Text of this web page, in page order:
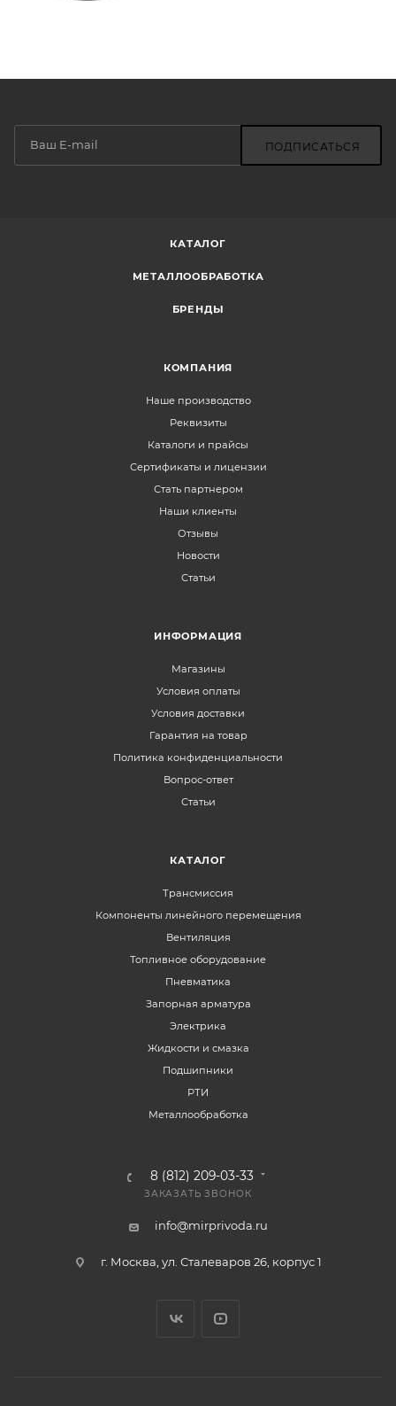
ПОДПИСАТЬСЯ
КАТАЛОГ
МЕТАЛЛООБРАБОТКА
БРЕНДЫ
КОМПАНИЯ
Наше производство
Реквизиты
Каталоги и прайсы
Сертификаты и лицензии
Стать партнером
Наши клиенты
Отзывы
Новости
Статьи
ИНФОРМАЦИЯ
Магазины
Условия оплаты
Условия доставки
Гарантия на товар
Политика конфиденциальности
Вопрос-ответ
Статьи
КАТАЛОГ
Трансмиссия
Компоненты линейного перемещения
Вентиляция
Топливное оборудование
Пневматика
Запорная арматура
Электрика
Жидкости и смазка
Подшипники
РТИ
Металлообработка
8 (812) 209-03-33
ЗАКАЗАТЬ ЗВОНОК
info@mirprivoda.ru
г. Москва, ул. Сталеваров 26, корпус 1